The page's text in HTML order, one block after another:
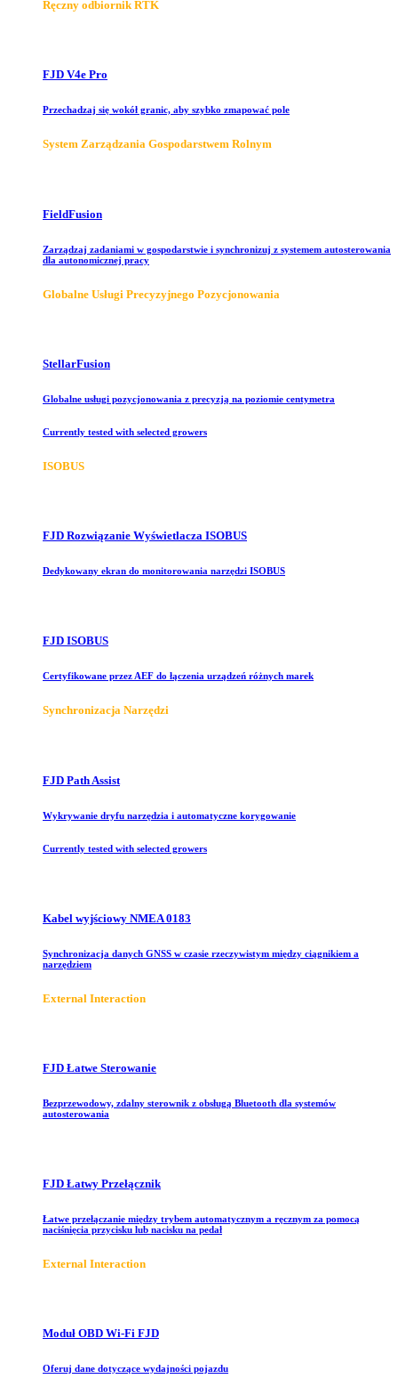
Ręczny odbiornik RTK
FJD V4e Pro
Przechadzaj się wokół granic, aby szybko zmapować pole
System Zarządzania Gospodarstwem Rolnym
FieldFusion
Zarządzaj zadaniami w gospodarstwie i synchronizuj z systemem autosterowania
dla autonomicznej pracy
Globalne Usługi Precyzyjnego Pozycjonowania
StellarFusion
Globalne usługi pozycjonowania z precyzją na poziomie centymetra
Currently tested with selected growers
ISOBUS
FJD Rozwiązanie Wyświetlacza ISOBUS
Dedykowany ekran do monitorowania narzędzi ISOBUS
FJD ISOBUS
Certyfikowane przez AEF do łączenia urządzeń różnych marek
Synchronizacja Narzędzi
FJD Path Assist
Wykrywanie dryfu narzędzia i automatyczne korygowanie
Currently tested with selected growers
Kabel wyjściowy NMEA 0183
Synchronizacja danych GNSS w czasie rzeczywistym między ciągnikiem a
narzędziem
External Interaction
FJD Łatwe Sterowanie
Bezprzewodowy, zdalny sterownik z obsługą Bluetooth dla systemów
autosterowania
FJD Łatwy Przełącznik
Łatwe przełączanie między trybem automatycznym a ręcznym za pomocą
naciśnięcia przycisku lub nacisku na pedał
External Interaction
Moduł OBD Wi-Fi FJD
Oferuj dane dotyczące wydajności pojazdu